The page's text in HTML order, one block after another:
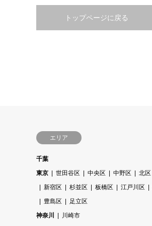
トップページに戻る
エリア
千葉
東京
世田谷区 中央区 中野区 北区
新宿区
杉並区 板橋区 江戸川区
豊島区
足立区
神奈川
川崎市